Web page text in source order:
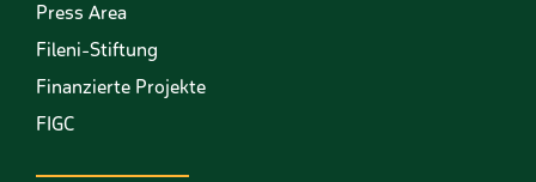
Press Area
Fileni-Stiftung
Finanzierte Projekte
FIGC